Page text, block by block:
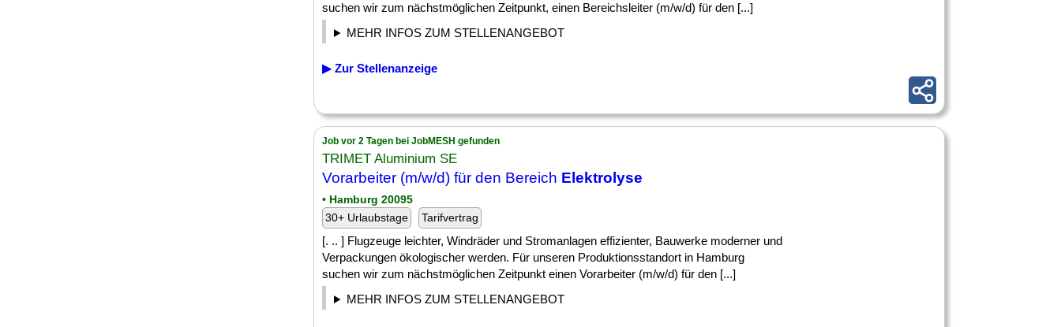
suchen wir zum nächstmöglichen Zeitpunkt, einen Bereichsleiter (m/w/d) für den [...]
MEHR INFOS ZUM STELLENANGEBOT
▶ Zur Stellenanzeige
Job vor 2 Tagen bei JobMESH gefunden
TRIMET Aluminium SE
Vorarbeiter (m/w/d) für den Bereich Elektrolyse
• Hamburg 20095
30+ Urlaubstage
Tarifvertrag
[. .. ] Flugzeuge leichter, Windräder und Stromanlagen effizienter, Bauwerke moderner und
Verpackungen ökologischer werden. Für unseren Produktionsstandort in Hamburg
suchen wir zum nächstmöglichen Zeitpunkt einen Vorarbeiter (m/w/d) für den [...]
MEHR INFOS ZUM STELLENANGEBOT